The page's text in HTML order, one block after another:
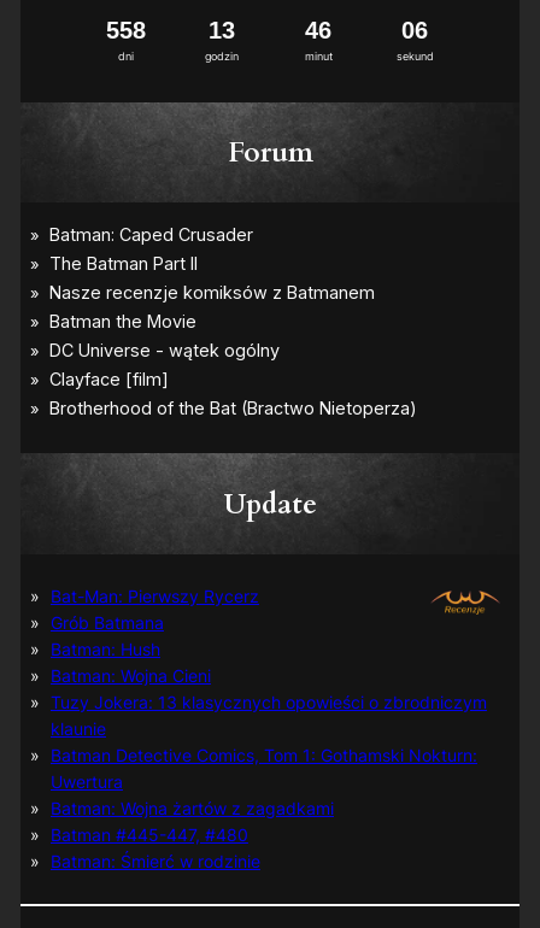
dni
558
godzin
13
minut
46
sekund
06
Forum
Update
Bat-Man: Pierwszy Rycerz
Grób Batmana
Batman: Hush
Batman: Wojna Cieni
Tuzy Jokera: 13 klasycznych opowieści o zbrodniczym
klaunie
Batman Detective Comics, Tom 1: Gothamski Nokturn:
Uwertura
Batman: Wojna żartów z zagadkami
Batman #445-447, #480
Batman: Śmierć w rodzinie